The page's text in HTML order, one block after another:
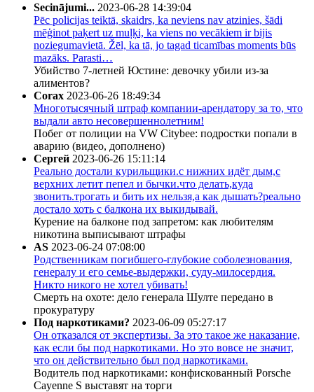
Secinājumi... 2023-06-28 14:39:04
Pēc policijas teiktā, skaidrs, ka neviens nav atzinies, šādi
mēģinot paķert uz muļķi, ka viens no vecākiem ir bijis
noziegumavietā. Žēl, ka tā, jo tagad ticamības moments būs
mazāks. Parasti…
Убийство 7-летней Юстине: девочку убили из-за
алиментов?
Corax 2023-06-26 18:49:34
Многотысячный штраф компании-арендатору за то, что
выдали авто несовершеннолетним!
Побег от полиции на VW Citybee: подростки попали в
аварию (видео, дополнено)
Сергей 2023-06-26 15:11:14
Реально достали курильщики.с нижних идёт дым,с
верхних летит пепел и бычки.что делать,куда
звонить.трогать и бить их нельзя,а как дышать?реально
достало хоть с балкона их выкидывай.
Курение на балконе под запретом: как любителям
никотина выписывают штрафы
AS 2023-06-24 07:08:00
Родственникам погибшего-глубокие соболезнования,
генералу и его семье-выдержки, суду-милосердия.
Никто никого не хотел убивать!
Смерть на охоте: дело генерала Шулте передано в
прокуратуру
Под наркотиками? 2023-06-09 05:27:17
Он отказался от экспертизы. За это такое же наказание,
как если бы под наркотиками. Но это вовсе не значит,
что он действительно был под наркотиками.
Водитель под наркотиками: конфискованный Porsche
Cayenne S выставят на торги